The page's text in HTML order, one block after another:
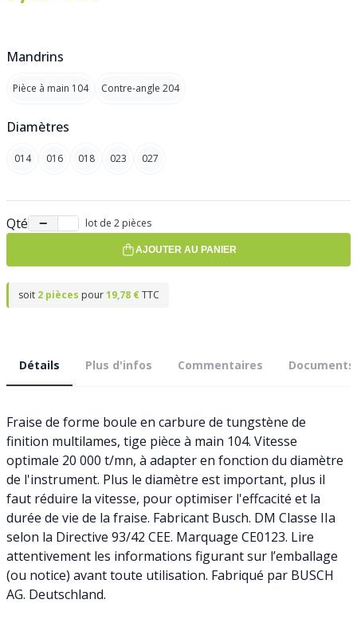
Mandrins
Pièce à main 104 Contre-angle 204
Diamètres
014 016 018 023 027
Qté − +
lot de 2 pièces
AJOUTER AU PANIER
soit 2 pièces pour19,78 €TTC
Détails Plus d'infos Commentaires Documents
Fraise de forme boule en carbure de tungstène de
finition multilames, tige pièce à main 104. Vitesse
optimale 20 000 t/mn, à adapter en fonction du diamètre
de l'instrument. Plus le diamètre est important, plus il
faut réduire la vitesse, pour optimiser l'effcacité et la
durée de vie de la fraise. Fabricant Busch. DM Classe IIa
selon la Directive 93/42 CEE. Marquage CE0123. Lire
attentivement les informations figurant sur l’emballage
(ou notice) avant toute utilisation. Fabriqué par BUSCH
AG. Deutschland.